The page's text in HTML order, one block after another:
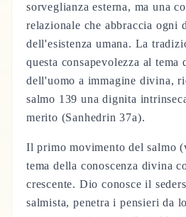
sorveglianza esterna, ma una
relazionale che abbraccia ogni
dell'esistenza umana. La
questa consapevolezza al tema
dell'uomo a immagine divina,
salmo 139 una dignita
merito (Sanhedrin 37a).
Il primo movimento del salmo
tema della conoscenza divina
crescente. Dio conosce il
salmista, penetra i pensieri da